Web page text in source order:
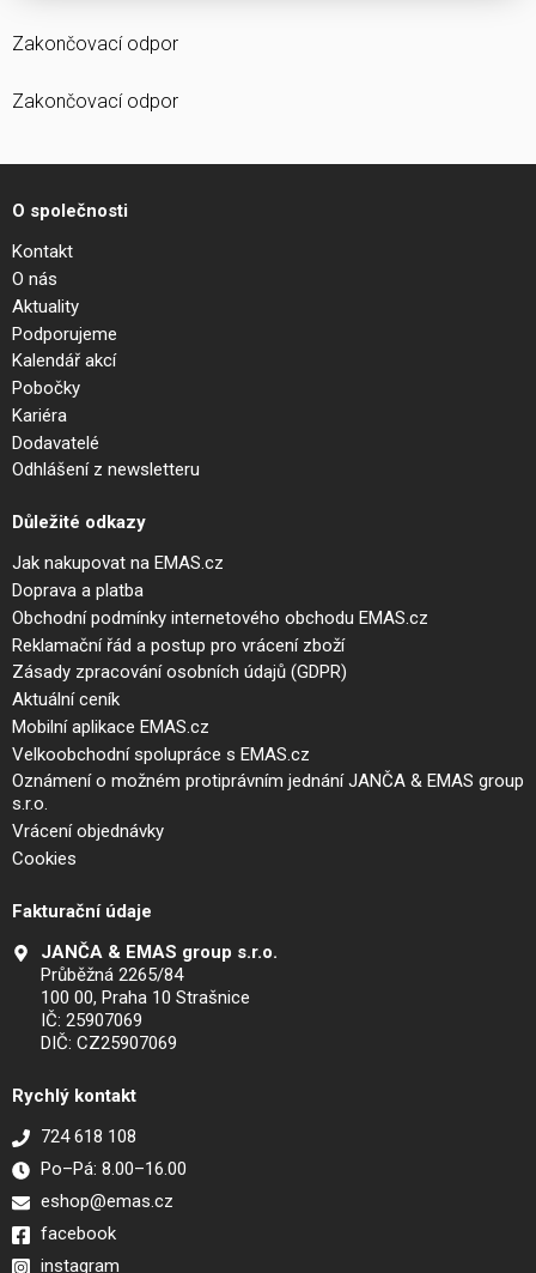
Zakončovací odpor
Zakončovací odpor
O společnosti
Kontakt
O nás
Aktuality
Podporujeme
Kalendář akcí
Pobočky
Kariéra
Dodavatelé
Odhlášení z newsletteru
Důležité odkazy
Jak nakupovat na EMAS.cz
Doprava a platba
Obchodní podmínky internetového obchodu EMAS.cz
Reklamační řád a postup pro vrácení zboží
Zásady zpracování osobních údajů (GDPR)
Aktuální ceník
Mobilní aplikace EMAS.cz
Velkoobchodní spolupráce s EMAS.cz
Oznámení o možném protiprávním jednání JANČA & EMAS group
s.r.o.
Vrácení objednávky
Cookies
Fakturační údaje
JANČA & EMAS group s.r.o.
Průběžná 2265/84
100 00, Praha 10 Strašnice
IČ: 25907069
DIČ: CZ25907069
Rychlý kontakt
724 618 108
Po–Pá: 8.00–16.00
eshop@emas.cz
facebook
instagram